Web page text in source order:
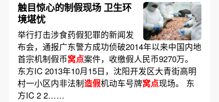
触目惊心的制假现场 卫生环
境堪忧
举行打击涉食药假犯罪的新闻发
布会，通报广东警方成功侦破2014年以来中国内地
首宗机制假币窝点案件，收缴假人民币9270万。
东方IC 2013年10月15日，沈阳开发区大青街高明
村一小区内非法制造假机动车号牌窝点现场。 东
方IC 2 2……